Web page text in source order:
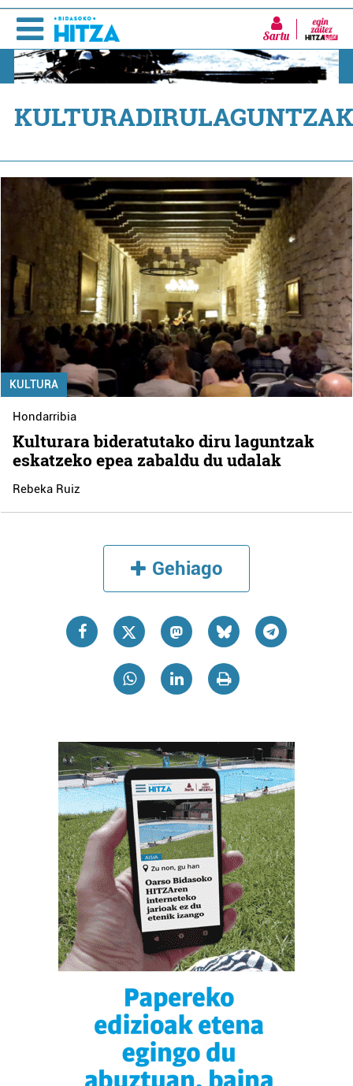
Sartu
KULTURADIRULAGUNTZAK
KULTURA
Hondarribia
Kulturara bideratutako diru laguntzak
eskatzeko epea zabaldu du udalak
Rebeka Ruiz
Gehiago